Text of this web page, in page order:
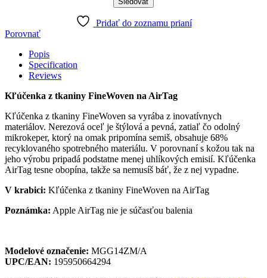
Pridať do zoznamu prianí
Porovnať
Popis
Specification
Reviews
Kľúčenka z tkaniny FineWoven na AirTag
Kľúčenka z tkaniny FineWoven sa vyrába z inovatívnych
materiálov. Nerezová oceľ je štýlová a pevná, zatiaľ čo odolný
mikrokeper, ktorý na omak pripomína semiš, obsahuje 68%
recyklovaného spotrebného materiálu. V porovnaní s kožou tak na
jeho výrobu pripadá podstatne menej uhlíkových emisií. Kľúčenka
AirTag tesne obopína, takže sa nemusíš báť, že z nej vypadne.
V krabici: Kľúčenka z tkaniny FineWoven na AirTag
Poznámka: Apple AirTag nie je súčasťou balenia
Modelové označenie: MGG14ZM/A
UPC/EAN: 195950664294